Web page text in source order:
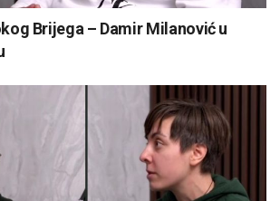
Brijega – Damir Milanović u